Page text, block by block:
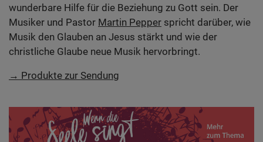
wunderbare Hilfe für die Beziehung zu Gott sein. Der
Musiker und Pastor Martin Pepper spricht darüber, wie
Musik den Glauben an Jesus stärkt und wie der
christliche Glaube neue Musik hervorbringt.
→ Produkte zur Sendung